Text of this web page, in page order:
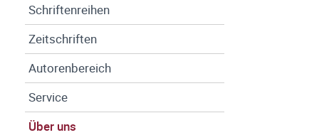
Schriftenreihen
Zeitschriften
Autorenbereich
Service
Über uns